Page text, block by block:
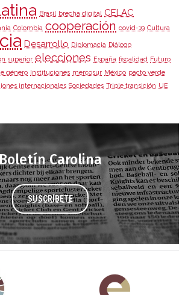
Brasil brecha digital CELAC
Colombia cooperación covid-19 Cultura
Desarrollo Diplomacia Diálogo
superior elecciones España fiscalidad Futuro
género Instituciones mercosur México pacto verde
internacionales Sociedades Triple transición UE
Carolina
SUSCRÍBETE